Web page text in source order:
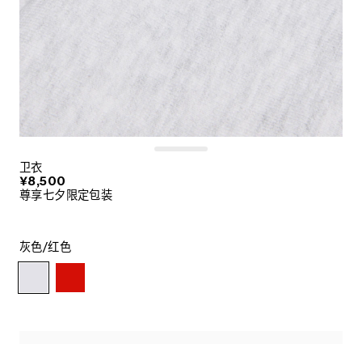
卫衣
¥8,500
尊享七夕限定包装
灰色/红色